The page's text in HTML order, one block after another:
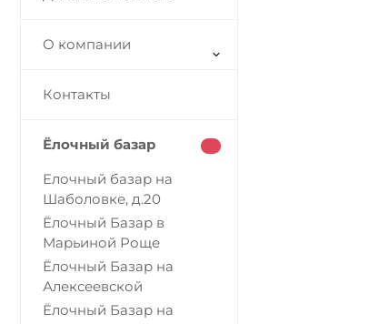
О компании
Контакты
Ёлочный базар
Елочный базар на
Шаболовке, д.20
Ёлочный Базар в
Марьиной Роще
Ёлочный Базар на
Алексеевской
Ёлочный Базар на